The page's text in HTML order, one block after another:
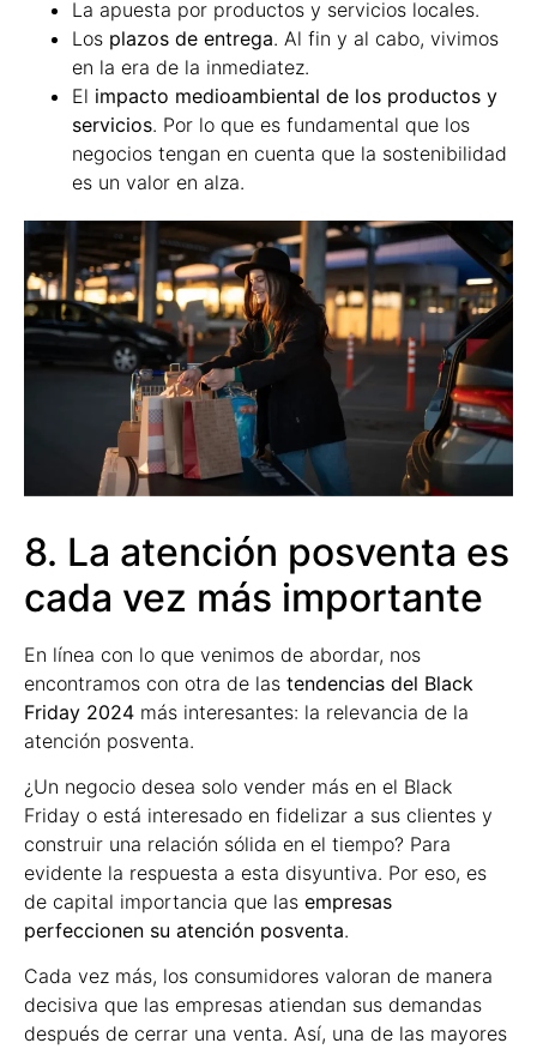
La apuesta por productos y servicios locales.
Los plazos de entrega. Al fin y al cabo, vivimos
en la era de la inmediatez.
El impacto medioambiental de los productos y
servicios. Por lo que es fundamental que los
negocios tengan en cuenta que la sostenibilidad
es un valor en alza.
8. La atención posventa es
cada vez más importante
En línea con lo que venimos de abordar, nos
encontramos con otra de las tendencias del Black
Friday 2024 más interesantes: la relevancia de la
atención posventa.
¿Un negocio desea solo vender más en el Black
Friday o está interesado en fidelizar a sus clientes y
construir una relación sólida en el tiempo? Para
evidente la respuesta a esta disyuntiva. Por eso, es
de capital importancia que las empresas
perfeccionen su atención posventa.
Cada vez más, los consumidores valoran de manera
decisiva que las empresas atiendan sus demandas
después de cerrar una venta. Así, una de las mayores